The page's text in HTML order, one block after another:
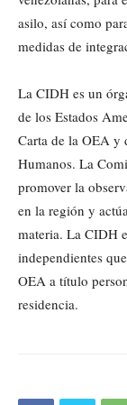
asilo, así como
medidas de
La CIDH es un
de los Estados
Carta de la OEA y
Humanos. La
promover la
en la región y
materia. La CIDH
independientes
OEA a título
residencia.